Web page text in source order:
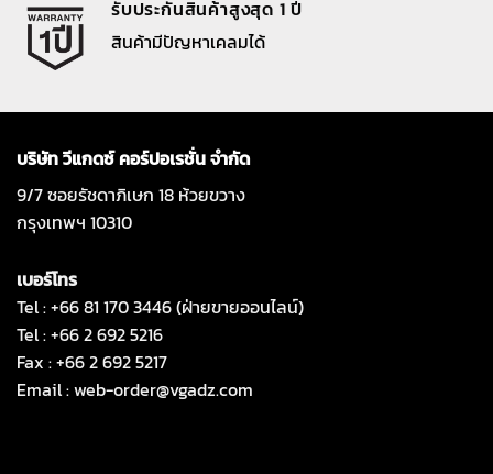
รับประกันสินค้าสูงสุด 1 ปี
สินค้ามีปัญหาเคลมได้
บริษัท วีแกดซ์ คอร์ปอเรชั่น จำกัด
9/7 ซอยรัชดาภิเษก 18 ห้วยขวาง
กรุงเทพฯ 10310
เบอร์โทร
Tel : +66 81 170 3446 (ฝ่ายขายออนไลน์)
Tel : +66 2 692 5216
Fax : +66 2 692 5217
Email :web-order@vgadz.com